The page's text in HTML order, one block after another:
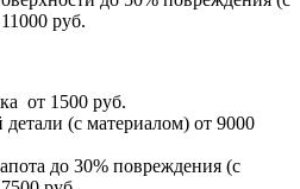
руб.
от 1500 руб.
(с материалом) от 9000
до 30% повреждения (с